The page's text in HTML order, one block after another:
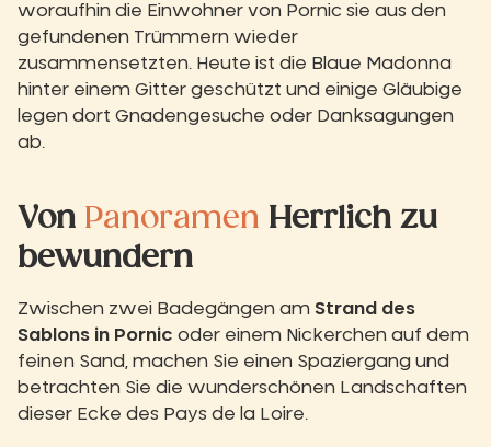
woraufhin die Einwohner von Pornic sie aus den
gefundenen Trümmern wieder
zusammensetzten. Heute ist die Blaue Madonna
hinter einem Gitter geschützt und einige Gläubige
legen dort Gnadengesuche oder Danksagungen
ab.
Von Panoramen Herrlich zu
bewundern
Zwischen zwei Badegängen am Strand des
Sablons in Pornic oder einem Nickerchen auf dem
feinen Sand, machen Sie einen Spaziergang und
betrachten Sie die wunderschönen Landschaften
dieser Ecke des Pays de la Loire.